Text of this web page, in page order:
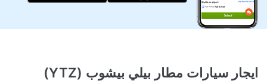
ايجار سيارات مطار بيلي بيشوب (YTZ)